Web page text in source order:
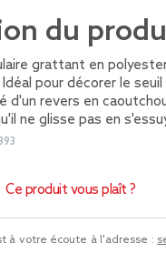
du
grattant en
pour décorer le
d'un revers en
ne glisse pas en
Ce produit vous plaît ?
à votre écoute à l'adresse :